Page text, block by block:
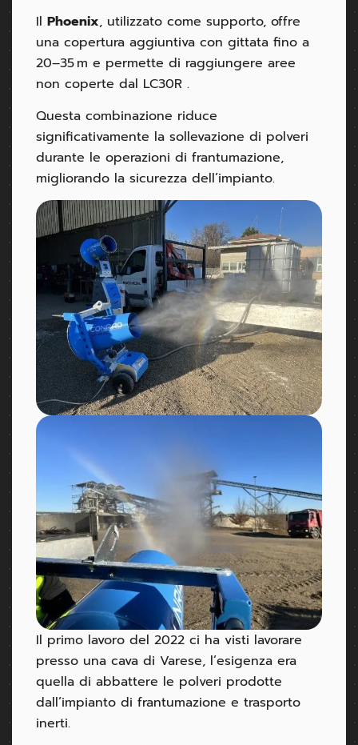
Il Phoenix, utilizzato come supporto, offre
una copertura aggiuntiva con gittata fino a
20–35 m e permette di raggiungere aree
non coperte dal LC30R .
Questa combinazione riduce
significativamente la sollevazione di polveri
durante le operazioni di frantumazione,
migliorando la sicurezza dell’impianto.
Il primo lavoro del 2022 ci ha visti lavorare
presso una cava di Varese, l’esigenza era
quella di abbattere le polveri prodotte
dall’impianto di frantumazione e trasporto
inerti.